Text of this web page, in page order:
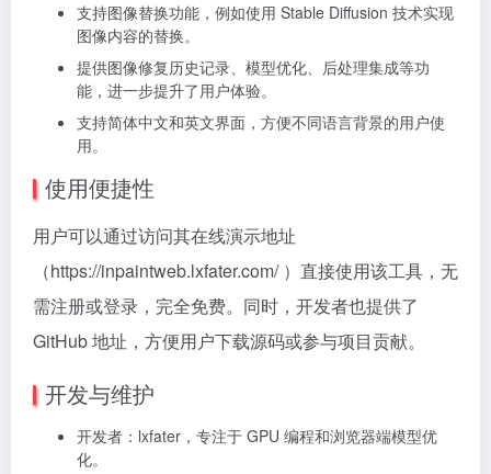
支持图像替换功能，例如使用 Stable Diffusion 技术实现
图像内容的替换。
提供图像修复历史记录、模型优化、后处理集成等功
能，进一步提升了用户体验。
支持简体中文和英文界面，方便不同语言背景的用户使
用。
使用便捷性
用户可以通过访问其在线演示地址
（https://inpaintweb.lxfater.com/ ）直接使用该工具，无
需注册或登录，完全免费。同时，开发者也提供了
GitHub 地址，方便用户下载源码或参与项目贡献。
开发与维护
开发者：lxfater，专注于 GPU 编程和浏览器端模型优
化。